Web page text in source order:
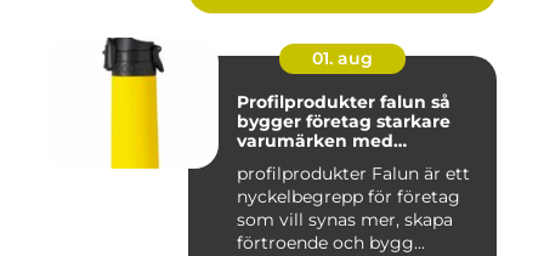
01. aug
Profilprodukter falun så
bygger företag starkare
varumärken med
profilprodukter Falun är ett
nyckelbegrepp för företag
som vill synas mer, skapa
förtroende och bygg...